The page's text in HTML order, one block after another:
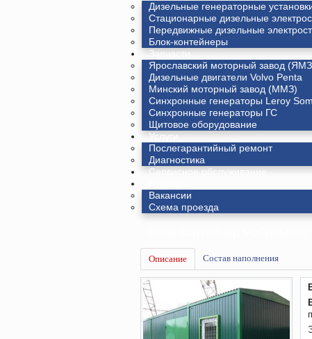
Дизельные генераторные
Стационарные дизельные
Передвижные дизельные
Блок-контейнеры
Запчасти
Ярославский моторный завод
Дизельные двигатели Volvo Penta
Минский моторный завод (ММЗ)
Синхронные генераторы Leroy
Синхронные генераторы ГС
Щитовое оборудование
Услуги
Послегарантийный ремонт
Диагностика
Сервисное обслуживание
Вакансии
Схема проезда
Описание Состав наполнения